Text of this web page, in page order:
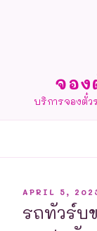
จอ
บริการจองตั๋ว
POSTED
APRIL 5,
รถทัวร์บ